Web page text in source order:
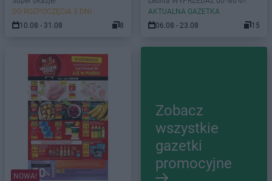
DO ROZPOCZĘCIA 3 DNI
10.08 - 31.08
8
AKTUALNA GAZETKA
06.08 - 23.08
15
NOWA!
Zobacz
wszystkie
gazetki
promocyjne